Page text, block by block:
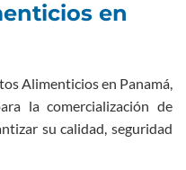
en
Alimenticios en Panamá,
la comercialización de
su calidad, seguridad